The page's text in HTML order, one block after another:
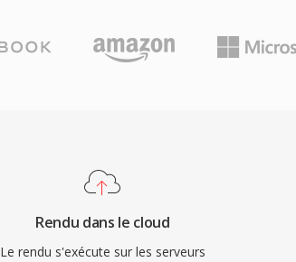
Rendu dans le cloud
Le rendu s'exécute sur les serveurs